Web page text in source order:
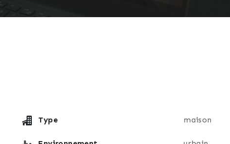
Type maison